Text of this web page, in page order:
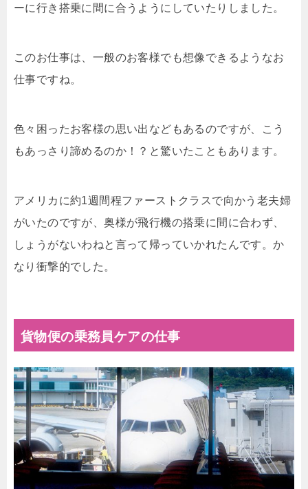
ーに行き搭乗に間に合うようにしていたりしました。
このお仕事は、一般のお客様でも想像できるようなお
仕事ですね。
色々困ったお客様の思い出などもあるのですが、こう
もあっさり諦めるのか！？と驚いたこともあります。
アメリカに約1週間程ファーストクラスで向かう老夫婦
がいたのですが、奥様が飛行機の搭乗に間に合わず、
しょうがないわねと言って帰っていかれたんです。か
なり衝撃的でした。
貨物便の乗務員ケアの仕事